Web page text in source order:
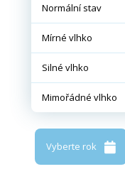
Normální stav
Mírné vlhko
Silné vlhko
Mimořádné vlhko
Vyberte rok